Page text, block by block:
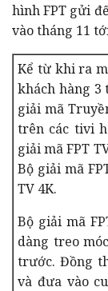
hình FPT gửi
vào tháng 11
Kể từ khi ra
khách hàng 3
giải mã
trên các tivi
giải mã FPT
Bộ giải mã
TV 4K.
Bộ giải mã
dàng treo
trước. Đồng
và đưa vào